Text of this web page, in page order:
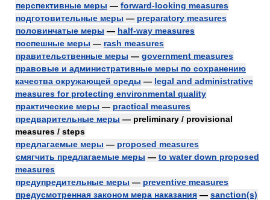
перспективные меры — forward-looking measures
подготовительные меры — preparatory measures
половинчатые меры — half-way measures
поспешные меры — rash measures
правительственные меры — government measures
правовые и административные меры по сохранению
качества окружающей среды — legal and administrative
measures for protecting environmental quality
практические меры — practical measures
предварительные меры — preliminary / provisional
measures / steps
предлагаемые меры — proposed measures
смягчить предлагаемые меры — to water down proposed
measures
предупредительные меры — preventive measures
предусмотренная законом мера наказания — sanction(s)